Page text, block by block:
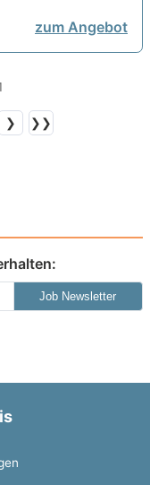
zum Angebot
❯ ❯❯
Job Newsletter